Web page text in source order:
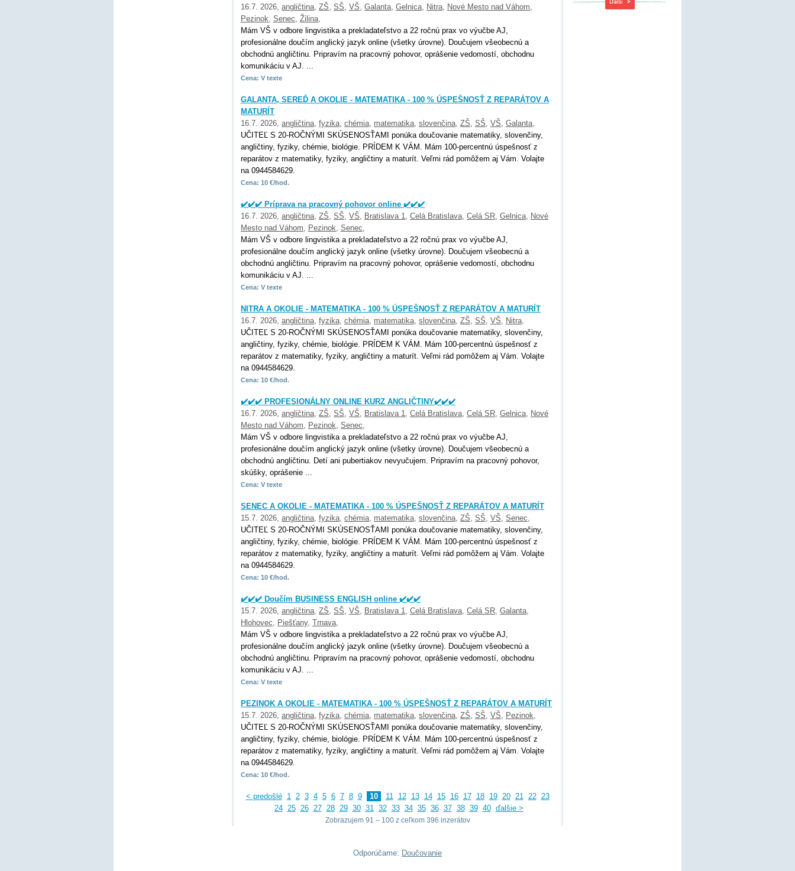
16.7. 2026, angličtina, ZŠ, SŠ, VŠ, Galanta, Gelnica, Nitra, Nové Mesto nad Váhom,
Pezinok, Senec, Žilina,
Mám VŠ v odbore lingvistika a prekladateľstvo a 22 ročnú prax vo výučbe AJ,
profesionálne doučím anglický jazyk online (všetky úrovne). Doučujem všeobecnú a
obchodnú angličtinu. Pripravím na pracovný pohovor, oprášenie vedomostí, obchodnu
komunikáciu v AJ. ...
Cena: V texte
GALANTA, SEREĎ A OKOLIE - MATEMATIKA - 100 % ÚSPEŠNOSŤ Z REPARÁTOV A
MATURÍT
16.7. 2026, angličtina, fyzika, chémia, matematika, slovenčina, ZŠ, SŠ, VŠ, Galanta,
UČITEĽ S 20-ROČNÝMI SKÚSENOSŤAMI ponúka doučovanie matematiky, slovenčiny,
angličtiny, fyziky, chémie, biológie. PRÍDEM K VÁM. Mám 100-percentnú úspešnosť z
reparátov z matematiky, fyziky, angličtiny a maturít. Veľmi rád pomôžem aj Vám. Volajte
na 0944584629.
Cena: 10 €/hod.
✔️✔️✔️ Príprava na pracovný pohovor online ✔️✔️✔️
16.7. 2026, angličtina, ZŠ, SŠ, VŠ, Bratislava 1, Celá Bratislava, Celá SR, Gelnica, Nové
Mesto nad Váhom, Pezinok, Senec,
Mám VŠ v odbore lingvistika a prekladateľstvo a 22 ročnú prax vo výučbe AJ,
profesionálne doučím anglický jazyk online (všetky úrovne). Doučujem všeobecnú a
obchodnú angličtinu. Pripravím na pracovný pohovor, oprášenie vedomostí, obchodnu
komunikáciu v AJ. ...
Cena: V texte
NITRA A OKOLIE - MATEMATIKA - 100 % ÚSPEŠNOSŤ Z REPARÁTOV A MATURÍT
16.7. 2026, angličtina, fyzika, chémia, matematika, slovenčina, ZŠ, SŠ, VŠ, Nitra,
UČITEĽ S 20-ROČNÝMI SKÚSENOSŤAMI ponúka doučovanie matematiky, slovenčiny,
angličtiny, fyziky, chémie, biológie. PRÍDEM K VÁM. Mám 100-percentnú úspešnosť z
reparátov z matematiky, fyziky, angličtiny a maturít. Veľmi rád pomôžem aj Vám. Volajte
na 0944584629.
Cena: 10 €/hod.
✔️✔️✔️ PROFESIONÁLNY ONLINE KURZ ANGLIČTINY✔️✔️✔️
16.7. 2026, angličtina, ZŠ, SŠ, VŠ, Bratislava 1, Celá Bratislava, Celá SR, Gelnica, Nové
Mesto nad Váhom, Pezinok, Senec,
Mám VŠ v odbore lingvistika a prekladateľstvo a 22 ročnú prax vo výučbe AJ,
profesionálne doučím anglický jazyk online (všetky úrovne). Doučujem všeobecnú a
obchodnú angličtinu. Detí ani pubertiakov nevyučujem. Pripravím na pracovný pohovor,
skúšky, oprášenie ...
Cena: V texte
SENEC A OKOLIE - MATEMATIKA - 100 % ÚSPEŠNOSŤ Z REPARÁTOV A MATURÍT
15.7. 2026, angličtina, fyzika, chémia, matematika, slovenčina, ZŠ, SŠ, VŠ, Senec,
UČITEĽ S 20-ROČNÝMI SKÚSENOSŤAMI ponúka doučovanie matematiky, slovenčiny,
angličtiny, fyziky, chémie, biológie. PRÍDEM K VÁM. Mám 100-percentnú úspešnosť z
reparátov z matematiky, fyziky, angličtiny a maturít. Veľmi rád pomôžem aj Vám. Volajte
na 0944584629.
Cena: 10 €/hod.
✔️✔️✔️ Doučím BUSINESS ENGLISH online ✔️✔️✔️
15.7. 2026, angličtina, ZŠ, SŠ, VŠ, Bratislava 1, Celá Bratislava, Celá SR, Galanta,
Hlohovec, Piešťany, Trnava,
Mám VŠ v odbore lingvistika a prekladateľstvo a 22 ročnú prax vo výučbe AJ,
profesionálne doučím anglický jazyk online (všetky úrovne). Doučujem všeobecnú a
obchodnú angličtinu. Pripravím na pracovný pohovor, oprášenie vedomostí, obchodnu
komunikáciu v AJ. ...
Cena: V texte
PEZINOK A OKOLIE - MATEMATIKA - 100 % ÚSPEŠNOSŤ Z REPARÁTOV A MATURÍT
15.7. 2026, angličtina, fyzika, chémia, matematika, slovenčina, ZŠ, SŠ, VŠ, Pezinok,
UČITEĽ S 20-ROČNÝMI SKÚSENOSŤAMI ponúka doučovanie matematiky, slovenčiny,
angličtiny, fyziky, chémie, biológie. PRÍDEM K VÁM. Mám 100-percentnú úspešnosť z
reparátov z matematiky, fyziky, angličtiny a maturít. Veľmi rád pomôžem aj Vám. Volajte
na 0944584629.
Cena: 10 €/hod.
< predošlé 1 2 3 4 5 6 7 8 9 10 11 12 13 14 15 16 17 18 19 20 21 22 23
24 25 26 27 28 29 30 31 32 33 34 35 36 37 38 39 40 ďalšie >
Zobrazujem 91 – 100 z ceľkom 396 inzerátov
Odporúčame: Doučovanie